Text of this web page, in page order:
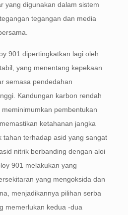
yang digunakan dalam sistem
tegangan dan media
901 dipertingkatkan lagi oleh
yang menentang kepekaan
semasa pendedahan
Kandungan karbon rendah
pembentukan
ketahanan jangka
tahan terhadap asid yang sangat
nitrik berbanding dengan aloi
901 melakukan yang
yang mengoksida dan
menjadikannya pilihan serba
memerlukan kedua -dua